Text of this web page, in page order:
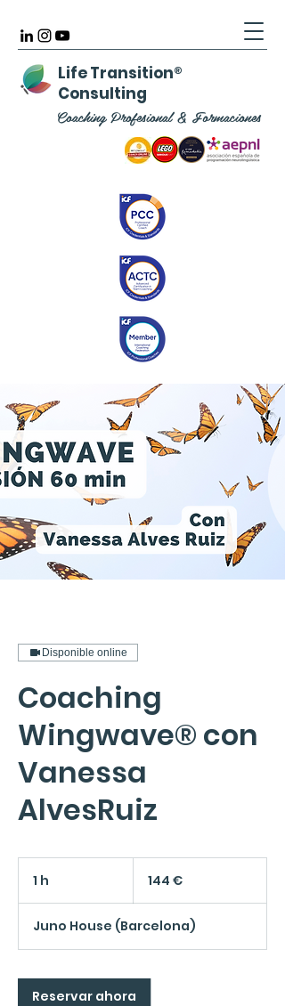
Life Transition®
Consulting
Coaching Profesional & Formaciones
Disponible online
Coaching
Wingwave® con
Vanessa
AlvesRuiz
1 h 144 €
Juno House (Barcelona)
Reservar ahora